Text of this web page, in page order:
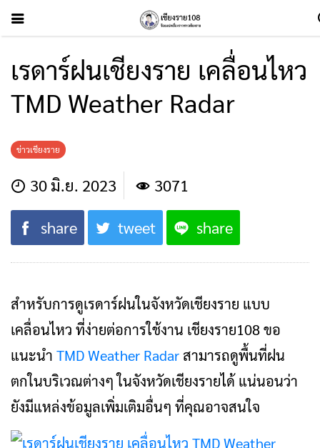
เรดาร์ฝนเชียงราย เคลื่อนไหว
TMD Weather Radar
ข่าวเชียงราย
30 มิ.ย. 2023 3071
share tweet share
สำหรับการดูเรดาร์ฝนในจังหวัดเชียงราย แบบ
เคลื่อนไหว ที่ง่ายต่อการใช้งาน เชียงราย108 ขอ
แนะนำ TMD Weather Radarสามารถดูพื้นที่ฝน
ตกในบริเวณต่างๆ ในจังหวัดเชียงรายได้ แน่นอนว่า
ยังมีแหล่งข้อมูลเพิ่มเติมอื่นๆ ที่คุณอาจสนใจ